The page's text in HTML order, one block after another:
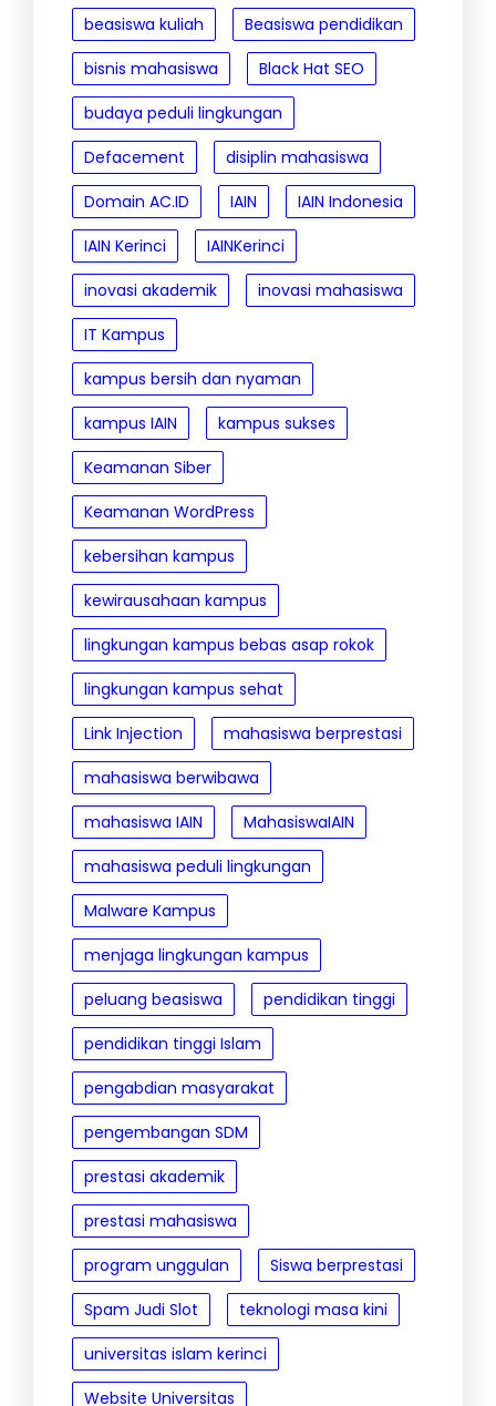
beasiswa kuliah
Beasiswa pendidikan
bisnis mahasiswa
Black Hat SEO
budaya peduli lingkungan
Defacement
disiplin mahasiswa
Domain AC.ID
IAIN
IAIN Indonesia
IAIN Kerinci
IAINKerinci
inovasi akademik
inovasi mahasiswa
IT Kampus
kampus bersih dan nyaman
kampus IAIN
kampus sukses
Keamanan Siber
Keamanan WordPress
kebersihan kampus
kewirausahaan kampus
lingkungan kampus bebas asap rokok
lingkungan kampus sehat
Link Injection
mahasiswa berprestasi
mahasiswa berwibawa
mahasiswa IAIN
MahasiswaIAIN
mahasiswa peduli lingkungan
Malware Kampus
menjaga lingkungan kampus
peluang beasiswa
pendidikan tinggi
pendidikan tinggi Islam
pengabdian masyarakat
pengembangan SDM
prestasi akademik
prestasi mahasiswa
program unggulan
Siswa berprestasi
Spam Judi Slot
teknologi masa kini
universitas islam kerinci
Website Universitas